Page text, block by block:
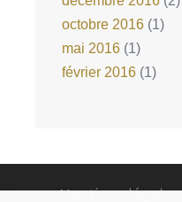
octobre 2016 (1)
mai 2016 (1)
février 2016 (1)
Mentions légales